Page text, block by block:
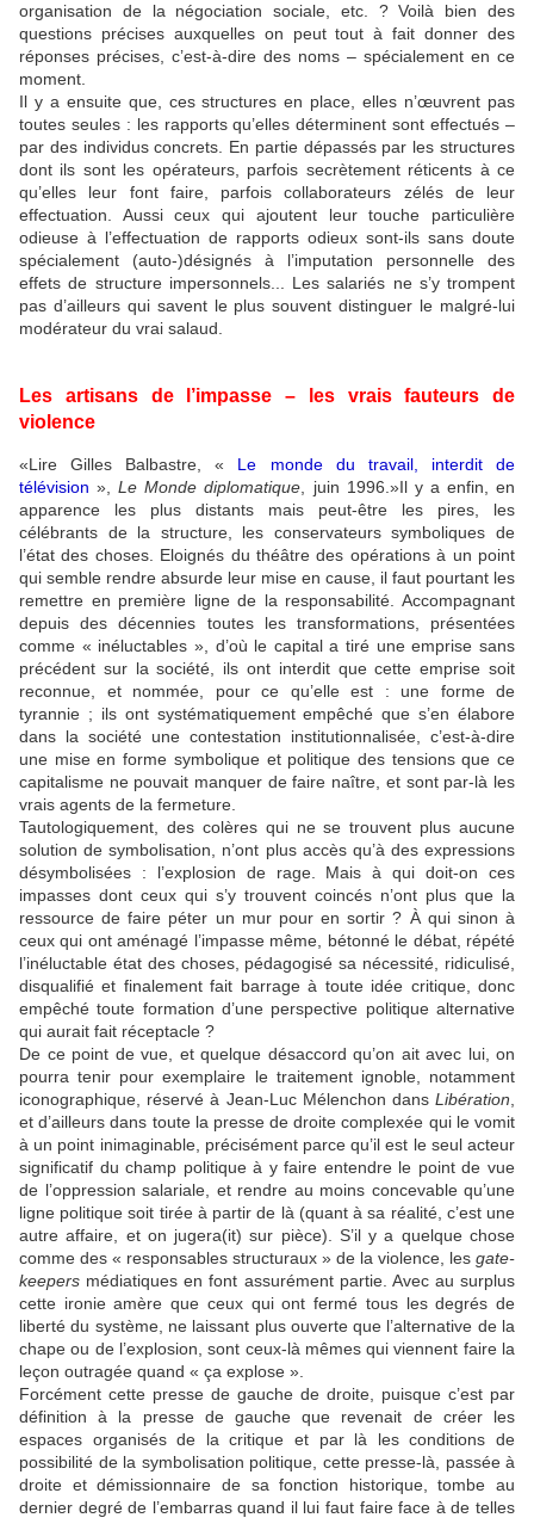
organisation de la négociation sociale, etc. ? Voilà bien des
questions précises auxquelles on peut tout à fait donner des
réponses précises, c’est-à-dire des noms – spécialement en ce
moment.
Il y a ensuite que, ces structures en place, elles n’œuvrent pas
toutes seules : les rapports qu’elles déterminent sont effectués –
par des individus concrets. En partie dépassés par les structures
dont ils sont les opérateurs, parfois secrètement réticents à ce
qu’elles leur font faire, parfois collaborateurs zélés de leur
effectuation. Aussi ceux qui ajoutent leur touche particulière
odieuse à l’effectuation de rapports odieux sont-ils sans doute
spécialement (auto-)désignés à l’imputation personnelle des
effets de structure impersonnels... Les salariés ne s’y trompent
pas d’ailleurs qui savent le plus souvent distinguer le malgré-lui
modérateur du vrai salaud.
Les artisans de l’impasse – les vrais fauteurs de
violence
Lire Gilles Balbastre, «
Le monde du travail, interdit de
télévision »,Le Monde diplomatique, juin 1996. Il y a enfin, en
apparence les plus distants mais peut-être les pires, les
célébrants de la structure, les conservateurs symboliques de
l’état des choses. Eloignés du théâtre des opérations à un point
qui semble rendre absurde leur mise en cause, il faut pourtant les
remettre en première ligne de la responsabilité. Accompagnant
depuis des décennies toutes les transformations, présentées
comme « inéluctables », d’où le capital a tiré une emprise sans
précédent sur la société, ils ont interdit que cette emprise soit
reconnue, et nommée, pour ce qu’elle est : une forme de
tyrannie ; ils ont systématiquement empêché que s’en élabore
dans la société une contestation institutionnalisée, c’est-à-dire
une mise en forme symbolique et politique des tensions que ce
capitalisme ne pouvait manquer de faire naître, et sont par-là les
vrais agents de la fermeture.
Tautologiquement, des colères qui ne se trouvent plus aucune
solution de symbolisation, n’ont plus accès qu’à des expressions
désymbolisées : l’explosion de rage. Mais à qui doit-on ces
impasses dont ceux qui s’y trouvent coincés n’ont plus que la
ressource de faire péter un mur pour en sortir ? À qui sinon à
ceux qui ont aménagé l’impasse même, bétonné le débat, répété
l’inéluctable état des choses, pédagogisé sa nécessité, ridiculisé,
disqualifié et finalement fait barrage à toute idée critique, donc
empêché toute formation d’une perspective politique alternative
qui aurait fait réceptacle ?
De ce point de vue, et quelque désaccord qu’on ait avec lui, on
pourra tenir pour exemplaire le traitement ignoble, notamment
iconographique, réservé à Jean-Luc Mélenchon dans Libération,
et d’ailleurs dans toute la presse de droite complexée qui le vomit
à un point inimaginable, précisément parce qu’il est le seul acteur
significatif du champ politique à y faire entendre le point de vue
de l’oppression salariale, et rendre au moins concevable qu’une
ligne politique soit tirée à partir de là (quant à sa réalité, c’est une
autre affaire, et on jugera(it) sur pièce). S’il y a quelque chose
comme des « responsables structuraux » de la violence, les gate-
keepers médiatiques en font assurément partie. Avec au surplus
cette ironie amère que ceux qui ont fermé tous les degrés de
liberté du système, ne laissant plus ouverte que l’alternative de la
chape ou de l’explosion, sont ceux-là mêmes qui viennent faire la
leçon outragée quand « ça explose ».
Forcément cette presse de gauche de droite, puisque c’est par
définition à la presse de gauche que revenait de créer les
espaces organisés de la critique et par là les conditions de
possibilité de la symbolisation politique, cette presse-là, passée à
droite et démissionnaire de sa fonction historique, tombe au
dernier degré de l’embarras quand il lui faut faire face à de telles